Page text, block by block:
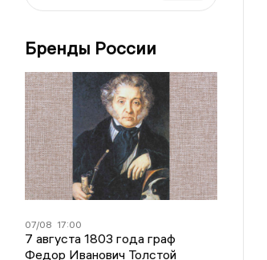
Бренды России
07/08 17:00
7 августа 1803 года граф
Федор Иванович Толстой